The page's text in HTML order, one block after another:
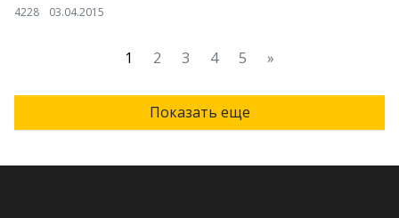
4228 03.04.2015
1 2 3 4 5 »
Показать еще